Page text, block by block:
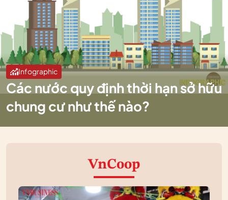
Infographic
Các nước quy định thời hạn sở hữu
chung cư như thế nào?
VnCoop